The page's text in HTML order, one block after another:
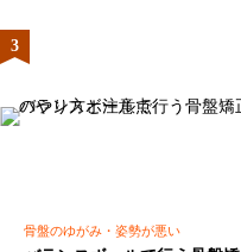
骨盤のゆがみ・姿勢が悪い